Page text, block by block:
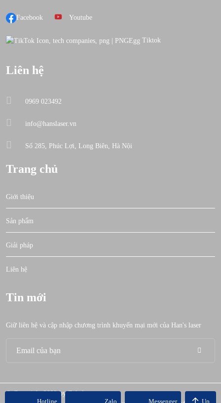
Facebook Youtube
Tiktok
Liên hệ
0969 023492
info@hanslaser.vn
Số 285, Phúc Lợi, Long Biên, Hà Nội
Trang chủ
Giới thiệu
Sản phẩm
Giải pháp
Liên hệ
Tin mới
Giữ liên hệ và cập nhập chương trình khuyến mại mới của Han's laser
© Copyright 2022 by Zek Agency
Hotline Zalo Messenger Up